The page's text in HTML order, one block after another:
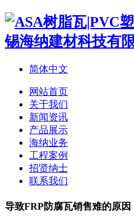
简体中文
网站首页
关于我们
新闻资讯
产品展示
海纳业务
工程案例
招贤纳士
联系我们
导致FRP防腐瓦销售难的原因